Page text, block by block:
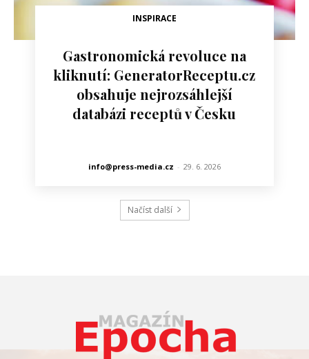
INSPIRACE
Gastronomická revoluce na
kliknutí: GeneratorReceptu.cz
obsahuje nejrozsáhlejší
databázi receptů v Česku
info@press-media.cz - 29. 6. 2026
Načíst další